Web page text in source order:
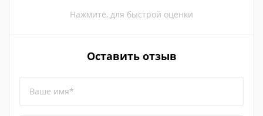
Нажмите, для быстрой оценки
Оставить отзыв
Ваше имя*